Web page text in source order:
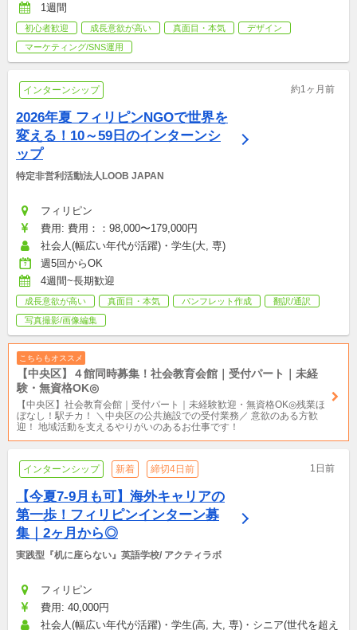
1週間
初心者歓迎 成長意欲が高い 真面目・本気
デザイン
マーケティング/SNS運用
インターンシップ 約1ヶ月前
2026年夏 フィリピンNGOで世界を
変える！10～59日のインターンシ
ップ
特定非営利活動法人LOOB JAPAN
フィリピン
費用: 費用：：98,000〜179,000円
社会人(幅広い年代が活躍)・学生(大, 専)
週5回からOK
4週間~長期歓迎
成長意欲が高い 真面目・本気 パンフレット作成
翻訳/通訳
写真撮影/画像編集
こちらもオススメ
【中央区】４館同時募集！社会教育会館｜受付パート｜未経
験・無資格OK◎
【中央区】社会教育会館｜受付パート｜未経験歓迎・無資格OK◎残業ほ
ぼなし！駅チカ！ ＼中央区の公共施設での受付業務／ 意欲のある方歓
迎！ 地域活動を支えるやりがいのあるお仕事です！
インターンシップ 新着 締切4日前 1日前
【今夏7-9月も可】海外キャリアの
第一歩！フィリピンインターン募
集｜2ヶ月から◎
実践型『机に座らない』英語学校/ アクティラボ
フィリピン
費用: 40,000円
社会人(幅広い年代が活躍)・学生(高, 大, 専)・シニア(世代を超え